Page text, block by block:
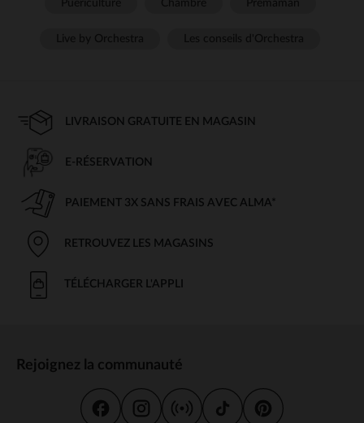
LIVRAISON GRATUITE EN MAGASIN
E-RÉSERVATION
PAIEMENT 3X SANS FRAIS AVEC ALMA*
RETROUVEZ LES MAGASINS
TÉLÉCHARGER L'APPLI
Rejoignez la communauté